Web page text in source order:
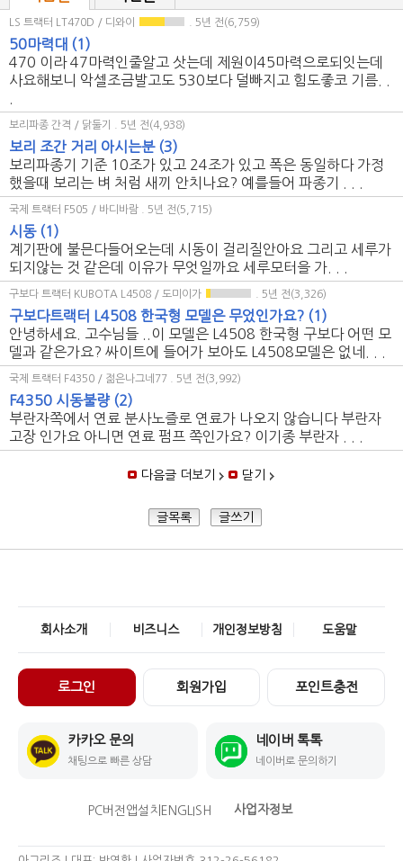
LS 트랙터 LT470D / 디와이 . 5년 전(6,759)
50마력대 (1)
470 이라 47마력인줄알고 삿는데 제원이45마력으로되잇는데
사요해보니 악셀조금발고도 530보다 덜빠지고 힘도좋코 기름. .
보리파종 간격 / 닭둘기 . 5년 전(4,938)
보리 조간 거리 아시는분 (3)
보리파종기 기준 10조가 있고 24조가 있고 폭은 동일하다 가정
했을때 보리는 벼 처럼 새끼 안치나요? 예를들어 파종기 . . .
국제 트랙터 F505 / 바디바람 . 5년 전(5,715)
시동 (1)
계기판에 불믄다들어오는데 시동이 걸리질안아요 그리고 세루가
되지않는 것 같은데 이유가 무엇일까요 세루모터을 가. . .
구보다 트랙터 KUBOTA L4508 / 도미이가 . 5년 전(3,326)
구보다트랙터 L4508 한국형 모델은 무었인가요? (1)
안녕하세요. 고수님들 ..이 모델은 L4508 한국형 구보다 어떤 모
델과 같은가요? 싸이트에 들어가 보아도 L4508모델은 없네. . .
국제 트랙터 F4350 / 젊은나그네77 . 5년 전(3,992)
F4350 시동불량 (2)
부란자쪽에서 연료 분사노즐로 연료가 나오지 않습니다 부란자
고장 인가요 아니면 연료 펌프 쪽인가요? 이기종 부란자 . . .
다음글 더보기 닫기
글목록 글쓰기
회사소개 비즈니스 개인정보방침 도움말
로그인 회원가입 포인트충전
카카오 문의
채팅으로 빠른 상담
네이버 톡톡
네이버로 문의하기
PC버전 앱설치 ENGLISH 사업자정보